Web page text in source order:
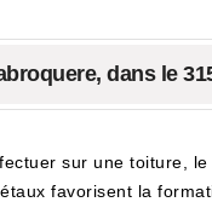
dans le
sur une toiture,
favorisent la